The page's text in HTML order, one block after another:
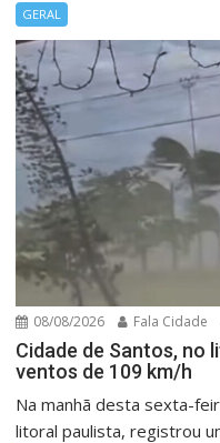
GERAL
08/08/2026 Fala Cidade
Cidade de Santos, no
ventos de 109 km/h
Na manhã desta sexta-
litoral paulista, registrou